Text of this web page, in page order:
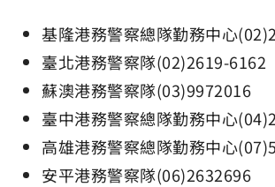
基隆港務警察總隊勤務中心
臺北港務警察隊(02)2619-6162
蘇澳港務警察隊(03)9972016
臺中港務警察總隊勤務中心
高雄港務警察總隊勤務中心
安平港務警察隊(06)2632696